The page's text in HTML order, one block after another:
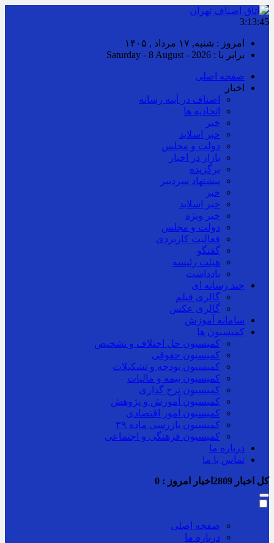
3:13:45
امروز : شنبه, ۱۷ مرداد , ۱۴۰۵
برابر با : Saturday - 8 August - 2026
صفحه اصلی
اخبار
اصناف در آینه رسانه
اتحادیه ها
خبر
خبر اسلايد
دولت و مجلس
بازار در اخبار
برگزیده
پیشنهاد سردبیر
خبر
خبر اسلايد
خبر ویژه
دولت و مجلس
فعالیت کاربردی
گفتگو
هیئت رئیسه
یادداشت
چند رسانه ای
گالری فیلم
گالری عکس
سامانه آموزش
کمیسیون ها
کمیسیون حل اختلاف و تشخیص
کمیسیون حقوقی
کمیسیون بودجه و تشکیلات
کمیسیون بیمه و مالیات
کمیسیون نرخ گذاری
کمیسیون آموزش و پژوهش
کمیسیون امور اقتصادی
کمیسیون بازرسی ماده ۳۹
کمیسیون فرهنگی و اجتماعی
درباره ما
تماس با ما
کل اخبار اخبار امروز : 0
صفحه اصلی
درباره ما